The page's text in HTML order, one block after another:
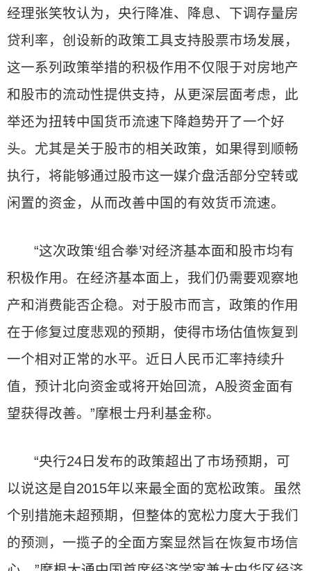
经理张笑牧认为，央行降准、降息、下调存量房
贷利率，创设新的政策工具支持股票市场发展，
这一系列政策举措的积极作用不仅限于对房地产
和股市的流动性提供支持，从更深层面考虑，此
举还为扭转中国货币流速下降趋势开了一个好
头。尤其是关于股市的相关政策，如果得到顺畅
执行，将能够通过股市这一媒介盘活部分空转或
闲置的资金，从而改善中国的有效货币流速。
“这次政策‘组合拳’对经济基本面和股市均有
积极作用。在经济基本面上，我们仍需要观察地
产和消费能否企稳。对于股市而言，政策的作用
在于修复过度悲观的预期，使得市场估值恢复到
一个相对正常的水平。近日人民币汇率持续升
值，预计北向资金或将开始回流，A股资金面有
望获得改善。”摩根士丹利基金称。
“央行24日发布的政策超出了市场预期，可
以说这是自2015年以来最全面的宽松政策。虽然
个别措施未超预期，但整体的宽松力度大于我们
的预测，一揽子的全面方案显然旨在恢复市场信